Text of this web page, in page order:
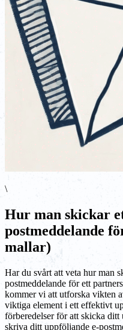
\
Hur man skickar
postmeddelande
mallar)
Har du svårt att veta hur man
postmeddelande för ett
kommer vi att utforska vikten
viktiga element i ett effektivt
förberedelser för att skicka ditt
skriva ditt uppföljande e-